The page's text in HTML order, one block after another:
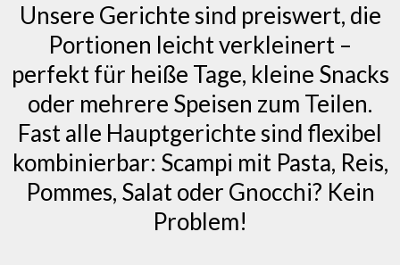
Unsere Gerichte sind preiswert, die
Portionen leicht verkleinert –
perfekt für heiße Tage, kleine Snacks
oder mehrere Speisen zum Teilen.
Fast alle Hauptgerichte sind flexibel
kombinierbar: Scampi mit Pasta, Reis,
Pommes, Salat oder Gnocchi? Kein
Problem!